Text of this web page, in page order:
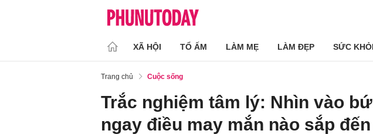
XÃ HỘI TỔ ẤM LÀM MẸ LÀM ĐẸP SỨC
Trang chủ Cuộc sống
Trắc nghiệm tâm lý: Nhìn vào
ngay điều may mắn nào sắp